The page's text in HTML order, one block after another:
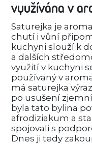
využívána v
Saturejka je
chutí i vůní
kuchyni slouží k
a dalších
využití v kuchyni
používaný v
má saturejka
po usušení
byla tato bylina
afrodiziakum a
spojovali s
Dnes ji tedy